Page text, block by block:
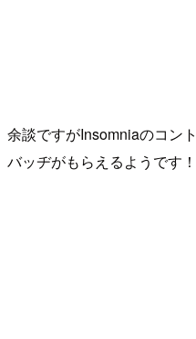
余談ですがInsomniaのコン
バッヂがもらえるようです！